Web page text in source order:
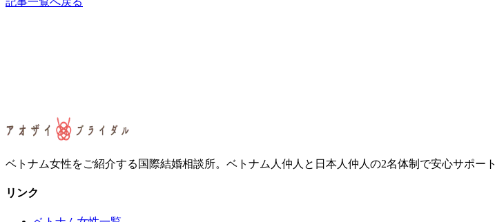
ベトナム女性をご紹介する国際結婚相談所。ベトナム人仲人と日本人仲人の2名体制で安心サポート
リンク